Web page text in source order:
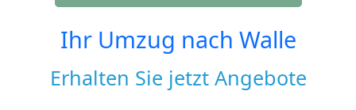
Ihr Umzug nach Walle
Erhalten Sie jetzt Angebote